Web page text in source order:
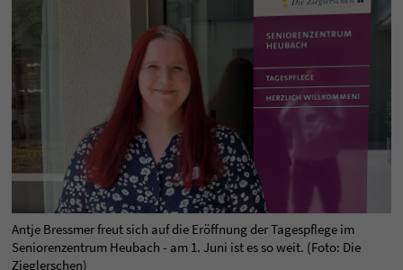
Antje Bressmer freut sich auf die Eröffnung der Tagespflege im
Seniorenzentrum Heubach - am 1. Juni ist es so weit. (Foto: Die
Zieglerschen)